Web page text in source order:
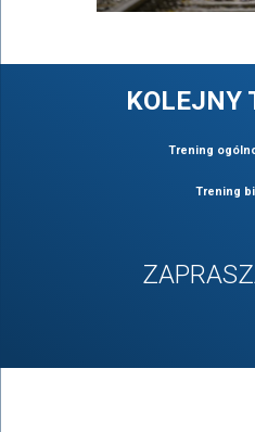
KOLEJNY
Trening
Trening